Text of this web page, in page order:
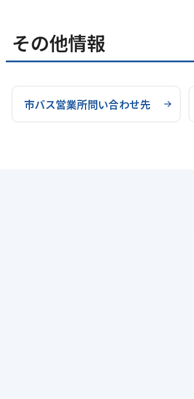
その他情報
市バス営業所問い合わせ先